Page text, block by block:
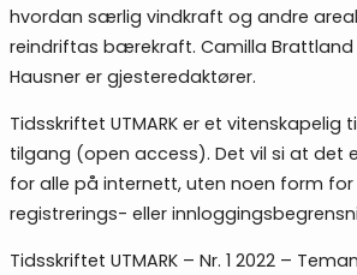
hvordan særlig vindkraft og andre
reindriftas bærekraft. Camilla Brattland
Hausner er gjesteredaktører.
Tidsskriftet UTMARK er et
tilgang (open access). Det vil si at det
for alle på internett, uten noen form
registrerings- eller
Tidsskriftet UTMARK – Nr. 1 2022 –